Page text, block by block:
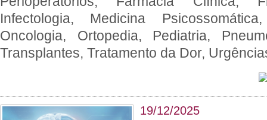
Infectologia, Medicina
Oncologia, Ortopedia, Pediatria,
Transplantes, Tratamento da Dor,
19/12/2025